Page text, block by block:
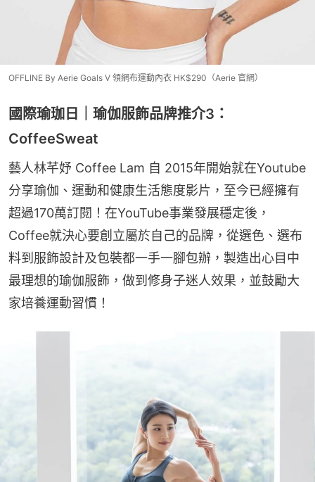
OFFLINE By Aerie Goals V 領網布運動內衣 HK$290（Aerie 官網）
國際瑜珈日｜瑜伽服飾品牌推介3：
CoffeeSweat
藝人林芊妤 Coffee Lam 自 2015年開始就在Youtube
分享瑜伽、運動和健康生活態度影片，至今已經擁有
超過170萬訂閱！在YouTube事業發展穩定後，
Coffee就決心要創立屬於自己的品牌，從選色、選布
料到服飾設計及包裝都一手一腳包辦，製造出心目中
最理想的瑜伽服飾，做到修身子迷人效果，並鼓勵大
家培養運動習慣！